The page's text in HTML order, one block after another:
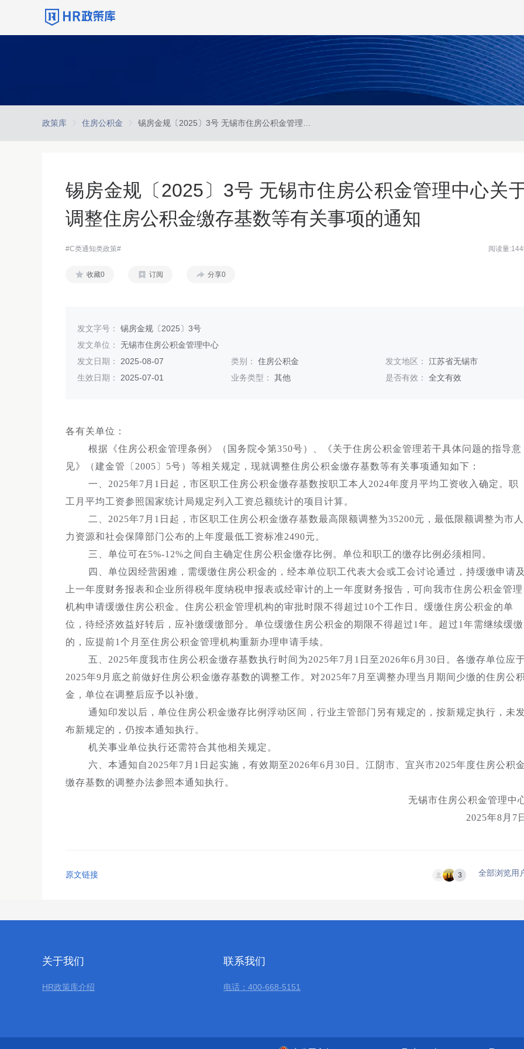
政策库 住房公积金
锡房金规〔2025〕3号 无锡市住房公积金管理中心关
调整住房公积金缴存基数等有关事项的通知
#C类通知类政策# 阅读量
收藏0 订阅 分享0
发文字号： 锡房金规〔2025〕3号
发文单位： 无锡市住房公积金管理中心
发文日期： 2025-08-07 类别：住房公积金 发文地区： 江苏省无锡市
生效日期： 2025-07-01 业务类型：其他 是否有效： 全文有效
各有关单位：
根据《住房公积金管理条例》（国务院令第350号）、《关于住房公积金管理若干具体问题的指导意
见》（建金管〔2005〕5号）等相关规定，现就调整住房公积金缴存基数等有关事项通知如下：
一、2025年7月1日起，市区职工住房公积金缴存基数按职工本人2024年度月平均工资收入确定。职
工月平均工资参照国家统计局规定列入工资总额统计的项目计算。
二、2025年7月1日起，市区职工住房公积金缴存基数最高限额调整为35200元，最低限额调整为市人
力资源和社会保障部门公布的上年度最低工资标准2490元。
三、单位可在5%-12%之间自主确定住房公积金缴存比例。单位和职工的缴存比例必须相同。
四、单位因经营困难，需缓缴住房公积金的，经本单位职工代表大会或工会讨论通过，持缓缴申请及
上一年度财务报表和企业所得税年度纳税申报表或经审计的上一年度财务报告，可向我市住房公积金管理
机构申请缓缴住房公积金。住房公积金管理机构的审批时限不得超过10个工作日。缓缴住房公积金的单
位，待经济效益好转后，应补缴缓缴部分。单位缓缴住房公积金的期限不得超过1年。超过1年需继续缓缴
的，应提前1个月至住房公积金管理机构重新办理申请手续。
五、2025年度我市住房公积金缴存基数执行时间为2025年7月1日至2026年6月30日。各缴存单位应
2025年9月底之前做好住房公积金缴存基数的调整工作。对2025年7月至调整办理当月期间少缴的住房公积
金，单位在调整后应予以补缴。
通知印发以后，单位住房公积金缴存比例浮动区间，行业主管部门另有规定的，按新规定执行，未
布新规定的，仍按本通知执行。
机关事业单位执行还需符合其他相关规定。
六、本通知自2025年7月1日起实施，有效期至2026年6月30日。江阴市、宜兴市2025年度住房公积金
缴存基数的调整办法参照本通知执行。
无锡市住房公积金管理中
2025年8月7日
原文链接 3 全部浏览用
关于我们
HR政策库介绍
联系我们
电话：400-668-5151